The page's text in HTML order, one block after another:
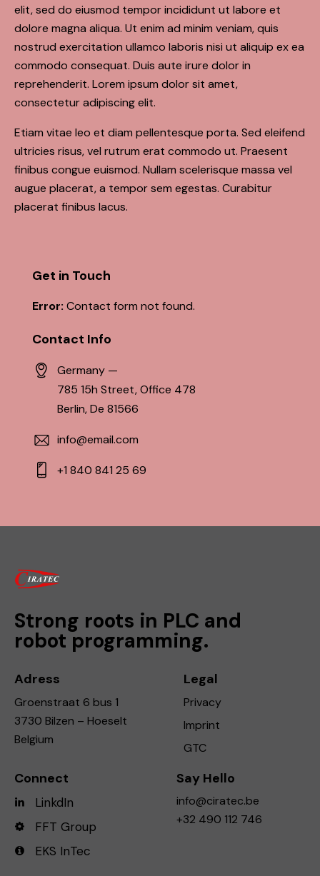
elit, sed do eiusmod tempor incididunt ut labore et
dolore magna aliqua. Ut enim ad minim veniam, quis
nostrud exercitation ullamco laboris nisi ut aliquip ex ea
commodo consequat. Duis aute irure dolor in
reprehenderit. Lorem ipsum dolor sit amet,
consectetur adipiscing elit.
Etiam vitae leo et diam pellentesque porta. Sed eleifend
ultricies risus, vel rutrum erat commodo ut. Praesent
finibus congue euismod. Nullam scelerisque massa vel
augue placerat, a tempor sem egestas. Curabitur
placerat finibus lacus.
Get in Touch
Error: Contact form not found.
Contact Info
Germany —
785 15h Street, Office 478
Berlin, De 81566
info@email.com
+1 840 841 25 69
Strong roots in PLC and
robot programming.
Adress
Groenstraat 6 bus 1
3730 Bilzen – Hoeselt
Belgium
Legal
Privacy
Imprint
GTC
Connect
LinkdIn
FFT Group
EKS InTec
Say Hello
info@ciratec.be
+32 490 112 746